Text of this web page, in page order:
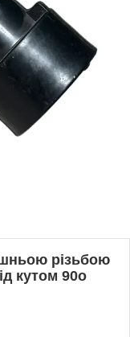
різьбою
кутом 90o